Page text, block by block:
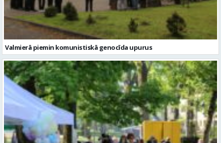
Valmierā piemin komunistiskā genocīda upurus